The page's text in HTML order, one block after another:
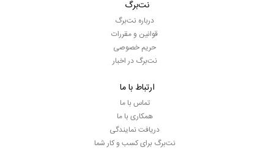
نت‌برگ
درباره نت‌برگ
قوانین و مقررات
حریم خصوصی
نت‌برگ در اخبار
ارتباط با ما
تماس با ما
همکاری با ما
دریافت نمایندگی
نت‌برگ برای کسب و کار شما